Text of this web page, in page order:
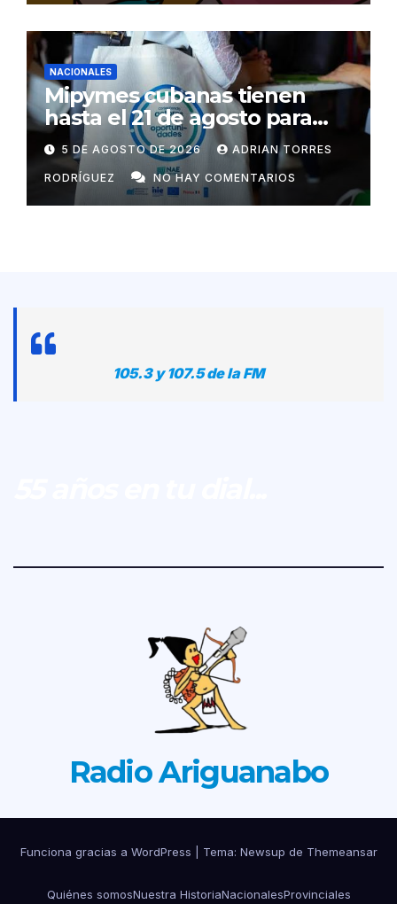
NACIONALES
Mipymes cubanas tienen
hasta el 21 de agosto para
postular a programa que las
ayudará a exportar
5 DE AGOSTO DE 2026 ADRIAN TORRES
RODRÍGUEZ NO HAY COMENTARIOS
105.3 y 107.5 de la FM
Radio Ariguanabo
Funciona gracias a WordPress Tema: Newsup de Themeansar
Quiénes somosNuestra HistoriaNacionalesProvinciales